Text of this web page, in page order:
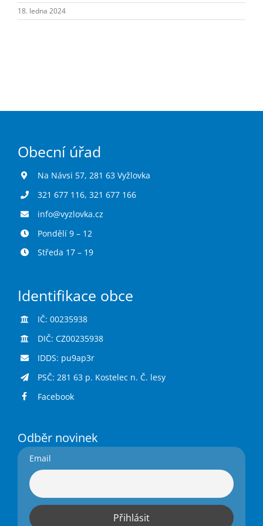
Turistika
18. ledna 2024
Obecní úřad
Na Návsi 57, 281 63 Vyžlovka
321 677 116, 321 677 166
info@vyzlovka.cz
Pondělí 9 – 12
Středa 17 – 19
Identifikace obce
IČ: 00235938
DIČ: CZ00235938
IDDS: pu9ap3r
PSČ: 281 63 p. Kostelec n. Č. lesy
Facebook
Odběr novinek
Email